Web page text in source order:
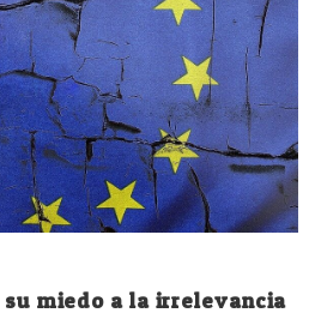
miedo a la irrelevancia